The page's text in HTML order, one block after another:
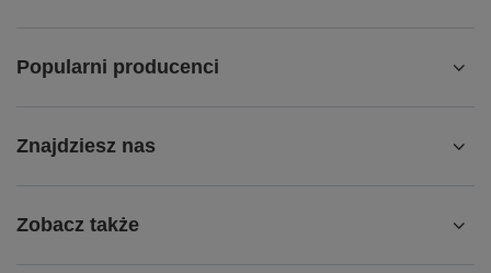
Popularni producenci
Znajdziesz nas
Zobacz także